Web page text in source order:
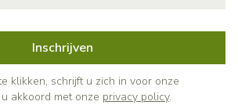
Inschrijven
klikken, schrijft u zich in voor onze
akkoord met onze privacy policy.